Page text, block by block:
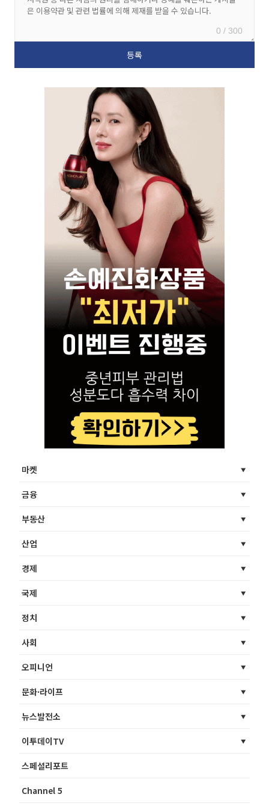
0 / 300
마켓
금융
부동산
산업
경제
국제
정치
사회
오피니언
문화·라이프
뉴스발전소
이투데이TV
스페셜리포트
Channel 5